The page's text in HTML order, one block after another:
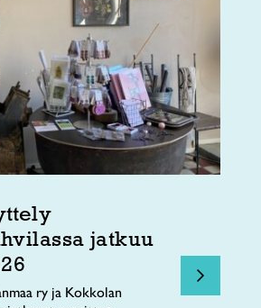
jatkuu
ry ja Kokkolan